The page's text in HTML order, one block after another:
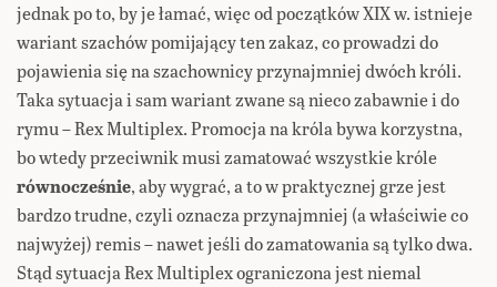
jednak po to, by je łamać, więc od początków XIX w. istnieje
wariant szachów pomijający ten zakaz, co prowadzi do
pojawienia się na szachownicy przynajmniej dwóch króli.
Taka sytuacja i sam wariant zwane są nieco zabawnie i do
rymu – Rex Multiplex. Promocja na króla bywa korzystna,
bo wtedy przeciwnik musi zamatować wszystkie króle
równocześnie, aby wygrać, a to w praktycznej grze jest
bardzo trudne, czyli oznacza przynajmniej (a właściwie co
najwyżej) remis – nawet jeśli do zamatowania są tylko dwa.
Stąd sytuacja Rex Multiplex ograniczona jest niemal